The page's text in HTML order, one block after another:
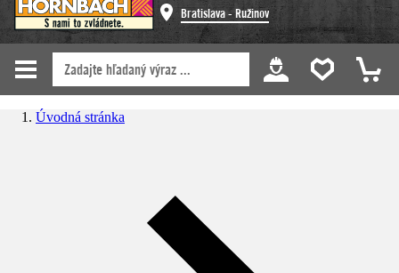
Bratislava - Ružinov
Úvodná stránka